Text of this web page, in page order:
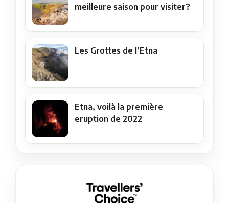
meilleure saison pour visiter?
Les Grottes de l’Etna
Etna, voilà la première
eruption de 2022